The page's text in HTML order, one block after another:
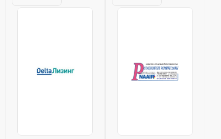
работает с 1942
аттестованное...
вилочные
различных...